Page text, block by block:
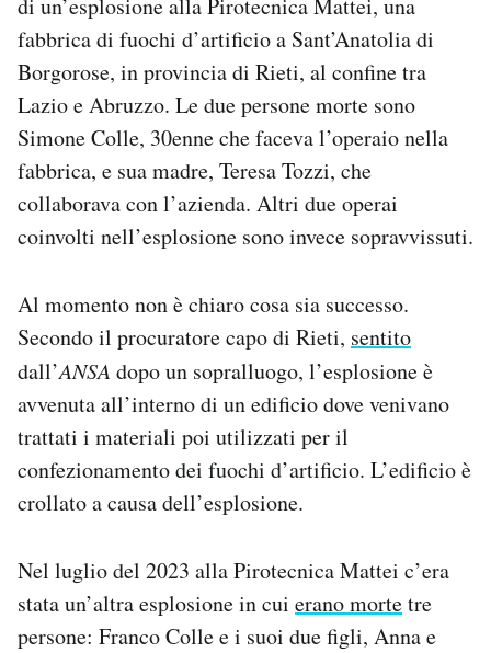
AREA PERSONALE
Area Personale
Newsletter
Notifiche mobile
Regala il Post
Hai bisogno di aiuto?
Esci
di un’esplosione alla Pirotecnica Mattei, una
fabbrica di fuochi d’artificio a Sant’Anatolia di
Borgorose, in provincia di Rieti, al confine tra
Lazio e Abruzzo. Le due persone morte sono
Simone Colle, 30enne che faceva l’operaio nella
fabbrica, e sua madre, Teresa Tozzi, che
collaborava con l’azienda. Altri due operai
coinvolti nell’esplosione sono invece sopravvissuti.
Al momento non è chiaro cosa sia successo.
Secondo il procuratore capo di Rieti, sentito
dall’ANSA dopo un sopralluogo, l’esplosione è
avvenuta all’interno di un edificio dove venivano
trattati i materiali poi utilizzati per il
confezionamento dei fuochi d’artificio. L’edificio è
crollato a causa dell’esplosione.
Nel luglio del 2023 alla Pirotecnica Mattei c’era
stata un’altra esplosione in cui erano mortetre
persone: Franco Colle e i suoi due figli, Anna e